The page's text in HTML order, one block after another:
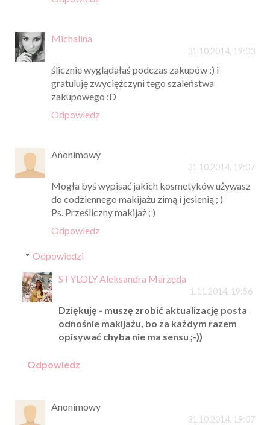
Michalina
31.10.2014, 19:03
ślicznie wyglądałaś podczas zakupów :) i
gratuluję zwyciężczyni tego szaleństwa
zakupowego :D
Odpowiedz
Anonimowy
31.10.2014, 19:07
Mogła byś wypisać jakich kosmetyków używasz
do codziennego makijażu zimą i jesienią ; )
Ps. Prześliczny makijaż ; )
Odpowiedz
Odpowiedzi
STYLOLY Aleksandra Marzęda
1.11.2014, 19:56
Dziękuję - muszę zrobić aktualizację posta
odnośnie makijażu, bo za każdym razem
opisywać chyba nie ma sensu ;-))
Odpowiedz
Anonimowy
31.10.2014, 19:07